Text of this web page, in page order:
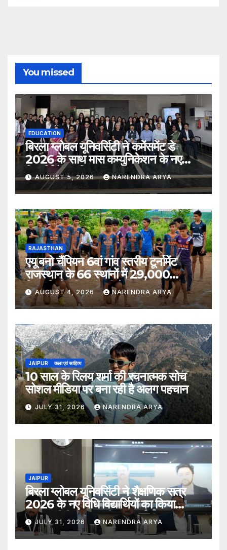
You missed
EDUCATION
बिरला ग्लोबल यूनिवर्सिटी ने कमेंसमेंट डे
2026 के साथ मास कम्युनिकेशन के नए
विद्यार्थियों का किया स्वागत
AUGUST 5, 2026 NARENDRA ARYA
RAJASTHAN
एयू बनो चैंपियन 6वां गांव स्तरीय टूर्नामेंट
राजस्थान के 66 स्थानों में 29,000
खिलाड़ियों की भागीदारी के साथ संपन्न हुआ
AUGUST 4, 2026 NARENDRA ARYA
JAIPUR कला एवं साहित्य
10 साल के रिलय शर्मा की रचनात्मक सोच
सोशल मीडिया पर बना रही है अलग पहचान
JULY 31, 2026 NARENDRA ARYA
JAIPUR
बिरला ग्लोबल यूनिवर्सिटी ने शैक्षणिक सत्र
2026 के नए विधि विद्यार्थियों का किया
स्वागत बीबीए एलएल.बी. (ऑनर्स) 2026–31
एवं एलएल.एम. 2026–27 पाठ्यक्रमों के
विद्यार्थियों ने शुरू की अपनी शैक्षणिक यात्रा
JULY 31, 2026 NARENDRA ARYA